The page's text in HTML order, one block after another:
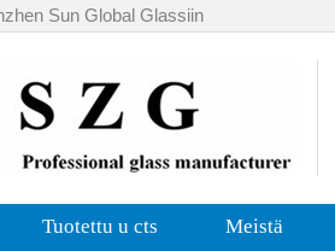
Sun Global Glassiin
Tuotettu u cts Meistä